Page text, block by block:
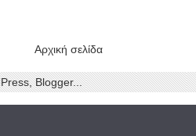
Αρχική σελίδα